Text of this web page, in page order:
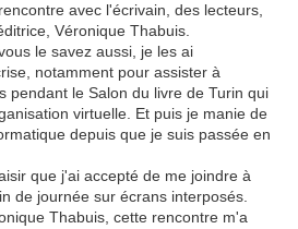
avec l'écrivain, des lecteurs,
Véronique Thabuis.
le savez aussi, je les ai
notamment pour assister à
pendant le Salon du livre de Turin qui
virtuelle. Et puis je manie de
depuis que je suis passée en
que j'ai accepté de me joindre à
de journée sur écrans interposés.
Thabuis, cette rencontre m'a